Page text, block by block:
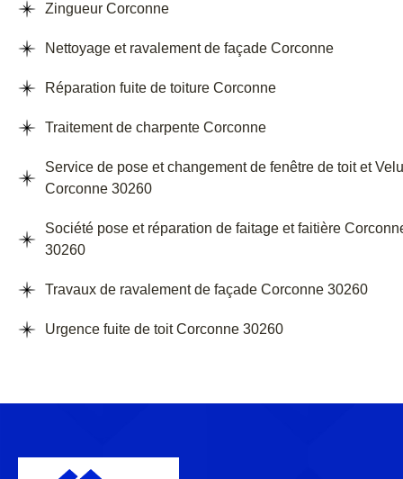
Zingueur Corconne
Nettoyage et ravalement de façade Corconne
Réparation fuite de toiture Corconne
Traitement de charpente Corconne
Service de pose et changement de fenêtre de toit et
Corconne 30260
Société pose et réparation de faitage et faitière
30260
Travaux de ravalement de façade Corconne 30260
Urgence fuite de toit Corconne 30260